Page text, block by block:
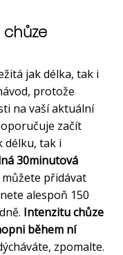
jak délka, tak i
protože
na vaší aktuální
začít
délku, tak i
30minutová
přidávat
alespoň 150
Intenzitu chůze
během ní
zpomalte.